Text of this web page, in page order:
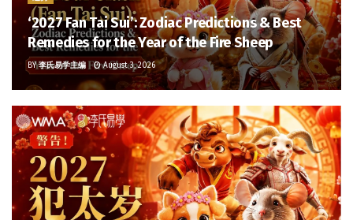
‘2027 Fan Tai Sui’: Zodiac Predictions & Best
Remedies for the Year of the Fire Sheep
BY 李氏易学主编 August 3, 2026